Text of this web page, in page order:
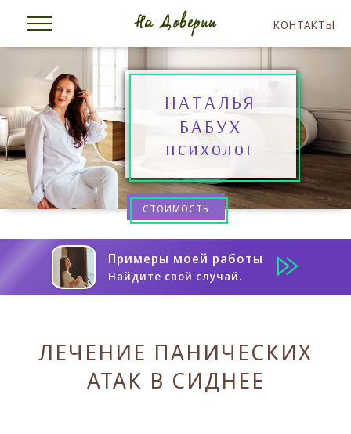
КОНТАКТЫ
НАТАЛЬЯ
БАБУХ
психолог
СТОИМОСТЬ
Примеры моей работы
Найдите свой случай.
ЛЕЧЕНИЕ ПАНИЧЕСКИХ
АТАК В СИДНЕЕ